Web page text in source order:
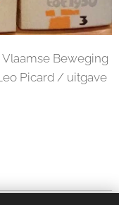
Beweging
Picard / uitgave